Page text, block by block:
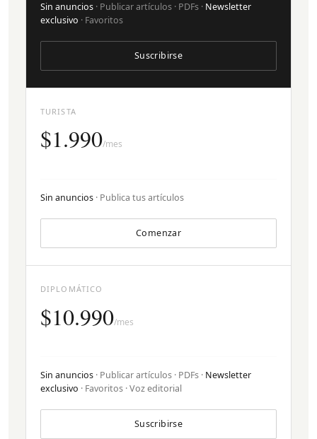
TURISTA
$1.990/mes
Sin anuncios · Publica tus artículos
Comenzar
Sin anuncios · Publicar artículos · PDFs · Newsletter
exclusivo · Favoritos
Suscribirse
DIPLOMÁTICO
$10.990/mes
Sin anuncios · Publicar artículos · PDFs · Newsletter
exclusivo · Favoritos · Voz editorial
Suscribirse